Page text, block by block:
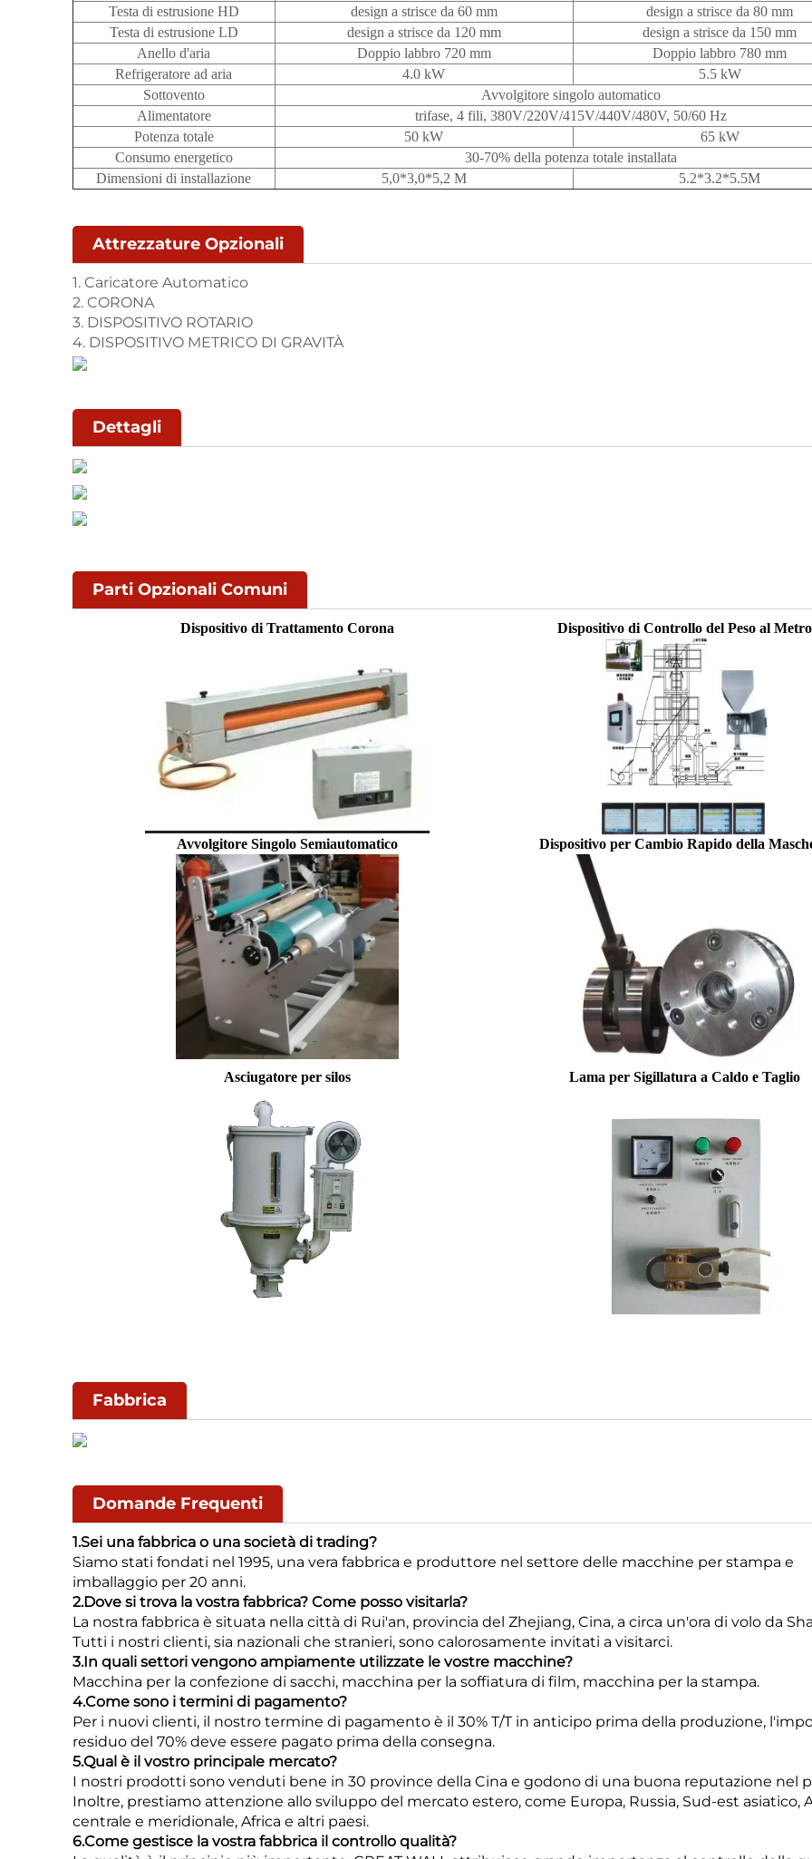
Testa di estrusione HD
design a strisce da 60 mm
design a strisce da 80 mm
Testa di estrusione LD
design a strisce da 120 mm
design a strisce da 150 mm
Anello d'aria
Doppio labbro 720 mm
Doppio labbro 780 mm
Refrigeratore ad aria
4.0 kW
5.5 kW
Sottovento
Avvolgitore singolo automatico
Alimentatore
trifase, 4 fili, 380V/220V/415V/440V/480V, 50/60 Hz
Potenza totale
50 kW
65 kW
Consumo energetico
30-70% della potenza totale installata
Dimensioni di installazione
5,0*3,0*5,2 M 5.2*3.2*5.5M
Attrezzature Opzionali
1. Caricatore Automatico
2. CORONA
3. DISPOSITIVO ROTARIO
4. DISPOSITIVO METRICO DI GRAVITÀ
Dettagli
Parti Opzionali Comuni
Dispositivo di Trattamento Corona Dispositivo di Controllo del Peso al Metro
Avvolgitore Singolo Semiautomatico Dispositivo per Cambio Rapido della
Asciugatore per silos Lama per Sigillatura a Caldo e Taglio
Fabbrica
Domande Frequenti
1.Sei una fabbrica o una società di trading?
Siamo stati fondati nel 1995, una vera fabbrica e produttore nel settore delle macchine per stampa e
imballaggio per 20 anni.
2.Dove si trova la vostra fabbrica? Come posso visitarla?
La nostra fabbrica è situata nella città di Rui'an, provincia del Zhejiang, Cina, a circa un'ora di volo da
Tutti i nostri clienti, sia nazionali che stranieri, sono calorosamente invitati a visitarci.
3.In quali settori vengono ampiamente utilizzate le vostre macchine?
Macchina per la confezione di sacchi, macchina per la soffiatura di film, macchina per la stampa.
4.Come sono i termini di pagamento?
Per i nuovi clienti, il nostro termine di pagamento è il 30% T/T in anticipo prima della produzione,
residuo del 70% deve essere pagato prima della consegna.
5.Qual è il vostro principale mercato?
I nostri prodotti sono venduti bene in 30 province della Cina e godono di una buona reputazione nel
Inoltre, prestiamo attenzione allo sviluppo del mercato estero, come Europa, Russia, Sud-est asiatico,
centrale e meridionale, Africa e altri paesi.
6.Come gestisce la vostra fabbrica il controllo qualità?